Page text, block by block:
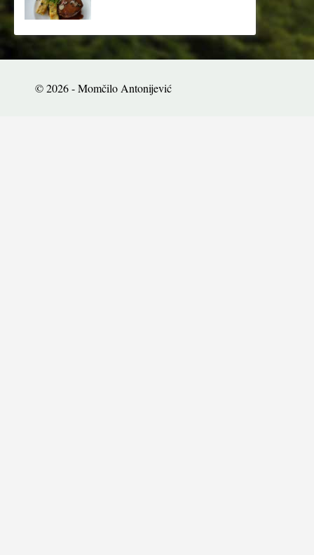
© 2026 - Momčilo Antonijević